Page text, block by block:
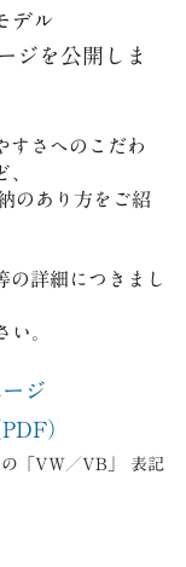
デル
ジを公開しま
すさへのこだわ
のあり方をご紹
の詳細につきまし
い。
ジ
）
「VW／VB」 表記